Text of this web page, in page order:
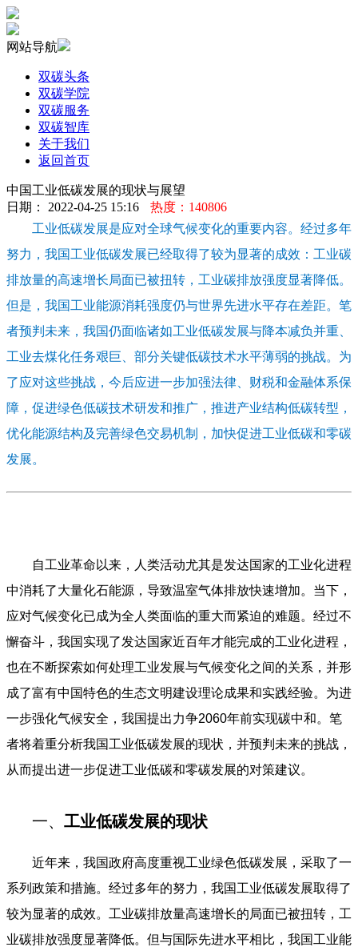
网站导航
双碳头条
双碳学院
双碳服务
双碳智库
关于我们
返回首页
中国工业低碳发展的现状与展望
日期： 2022-04-25 15:16
热度：140806
工业低碳发展是应对全球气候变化的重要内容。经过多年
努力，我国工业低碳发展已经取得了较为显著的成效：工业碳
排放量的高速增长局面已被扭转，工业碳排放强度显著降低。
但是，我国工业能源消耗强度仍与世界先进水平存在差距。笔
者预判未来，我国仍面临诸如工业低碳发展与降本减负并重、
工业去煤化任务艰巨、部分关键低碳技术水平薄弱的挑战。为
了应对这些挑战，今后应进一步加强法律、财税和金融体系保
障，促进绿色低碳技术研发和推广，推进产业结构低碳转型，
优化能源结构及完善绿色交易机制，加快促进工业低碳和零碳
发展。
自工业革命以来，人类活动尤其是发达国家的工业化进程
中消耗了大量化石能源，导致温室气体排放快速增加。当下，
应对气候变化已成为全人类面临的重大而紧迫的难题。经过不
懈奋斗，我国实现了发达国家近百年才能完成的工业化进程，
也在不断探索如何处理工业发展与气候变化之间的关系，并形
成了富有中国特色的生态文明建设理论成果和实践经验。为进
一步强化气候安全，我国提出力争2060年前实现碳中和。笔
者将着重分析我国工业低碳发展的现状，并预判未来的挑战，
从而提出进一步促进工业低碳和零碳发展的对策建议。
一、 工业低碳发展的现状
近年来，我国政府高度重视工业绿色低碳发展，采取了一
系列政策和措施。经过多年的努力，我国工业低碳发展取得了
较为显著的成效。工业碳排放量高速增长的局面已被扭转，工
业碳排放强度显著降低。但与国际先进水平相比，我国工业能